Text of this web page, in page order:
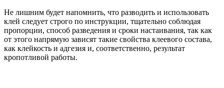
Не лишним будет напомнить, что разводить и использовать
клей следует строго по инструкции, тщательно соблюдая
пропорции, способ разведения и сроки настаивания, так как
от этого напрямую зависят такие свойства клеевого состава,
как клейкость и адгезия и, соответственно, результат
кропотливой работы.